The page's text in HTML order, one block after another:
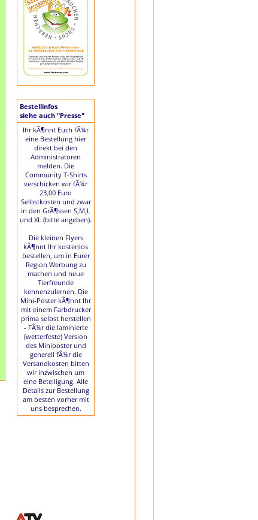
Bestellinfos
siehe auch "Presse"
Ihr kÃ¶nnt Euch fÃ¼r
eine Bestellung hier
direkt bei den
Administratoren
melden. Die
Community T-Shirts
verschicken wir fÃ¼r
23,00 Euro
Selbstkosten und zwar
in den GrÃ¶ssen S,M,L
und XL (bitte angeben).
Die kleinen Flyers
kÃ¶nnt Ihr kostenlos
bestellen, um in Eurer
Region Werbung zu
machen und neue
Tierfreunde
kennenzulernen. Die
Mini-Poster kÃ¶nnt Ihr
mit einem Farbdrucker
prima selbst herstellen
- FÃ¼r die laminierte
(wetterfeste) Version
des Miniposter und
generell fÃ¼r die
Versandkosten bitten
wir inzwischen um
eine Beteiligung. Alle
Details zur Bestellung
am besten vorher mit
uns besprechen.